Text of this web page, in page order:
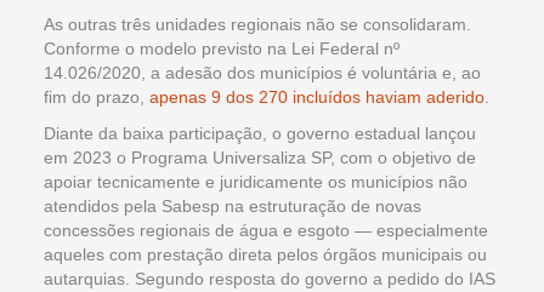
As outras três unidades regionais não se consolidaram.
Conforme o modelo previsto na Lei Federal nº
14.026/2020, a adesão dos municípios é voluntária e, ao
fim do prazo, apenas 9 dos 270 incluídos haviam aderido.
Diante da baixa participação, o governo estadual lançou
em 2023 o Programa Universaliza SP, com o objetivo de
apoiar tecnicamente e juridicamente os municípios não
atendidos pela Sabesp na estruturação de novas
concessões regionais de água e esgoto — especialmente
aqueles com prestação direta pelos órgãos municipais ou
autarquias. Segundo resposta do governo a pedido do IAS